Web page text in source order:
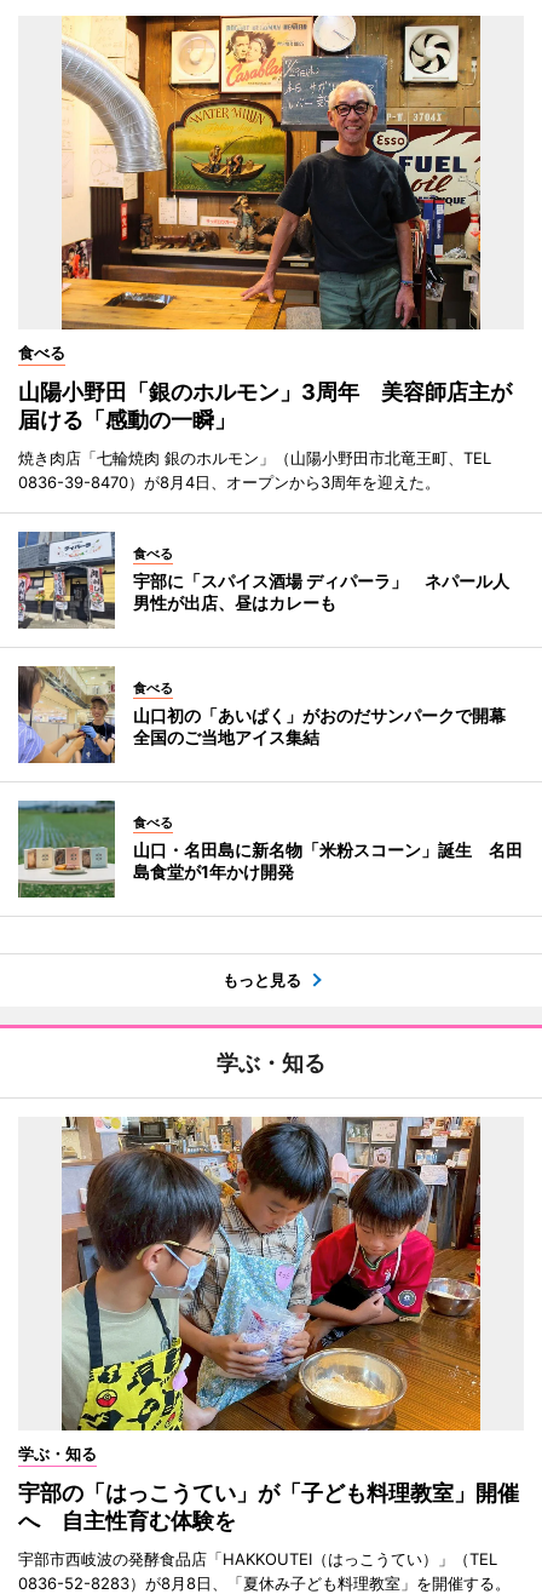
食べる
山陽小野田「銀のホルモン」3周年 美容師店主が
届ける「感動の一瞬」
焼き肉店「七輪焼肉 銀のホルモン」（山陽小野田市北竜王町、TEL
0836-39-8470）が8月4日、オープンから3周年を迎えた。
食べる
宇部に「スパイス酒場 ディパーラ」 ネパール人
男性が出店、昼はカレーも
食べる
山口初の「あいぱく」がおのだサンパークで開幕
全国のご当地アイス集結
食べる
山口・名田島に新名物「米粉スコーン」誕生 名田
島食堂が1年かけ開発
もっと見る
学ぶ・知る
学ぶ・知る
宇部の「はっこうてい」が「子ども料理教室」開催
へ 自主性育む体験を
宇部市西岐波の発酵食品店「HAKKOUTEI（はっこうてい）」（TEL
0836-52-8283）が8月8日、「夏休み子ども料理教室」を開催する。